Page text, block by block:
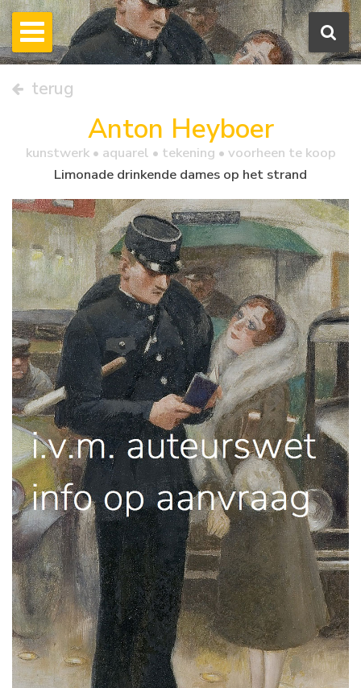
terug
Anton Heyboer
kunstwerk • aquarel • tekening • voorheen te koop
Limonade drinkende dames op het strand